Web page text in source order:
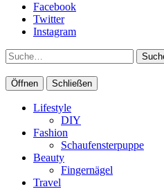
Facebook
Twitter
Instagram
Suche
Öffnen Schließen
Lifestyle
DIY
Fashion
Schaufensterpuppe
Beauty
Fingernägel
Travel